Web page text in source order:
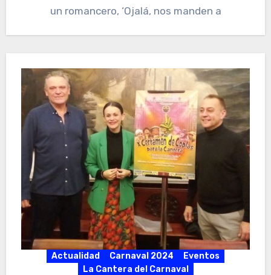
un romancero, ‘Ojalá, nos manden a
Actualidad Carnaval 2024
Eventos
La Cantera del Carnaval